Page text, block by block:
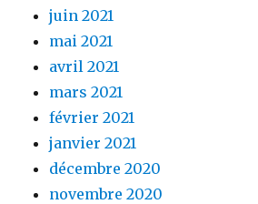
juin 2021
mai 2021
avril 2021
mars 2021
février 2021
janvier 2021
décembre 2020
novembre 2020